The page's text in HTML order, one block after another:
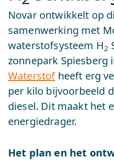
Novar ontwikkelt op
samenwerking met
waterstofsysteem H2
zonnepark Spiesberg
Waterstofheeft erg
per kilo bijvoorbeeld
diesel. Dit maakt het
energiedrager.
Het plan en het